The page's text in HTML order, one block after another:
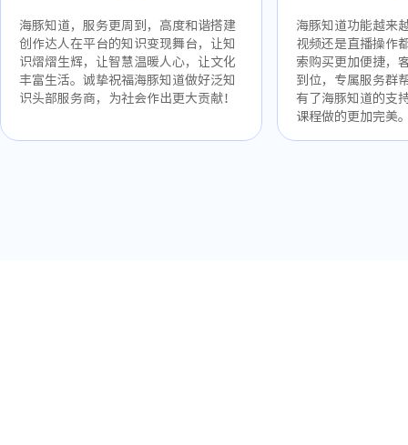
海豚知道，服务更周到，高度和谐搭建
创作达人在平台的知识变现舞台，让知
识熠熠生辉，让智慧温暖人心，让文化
丰富生活。诚挚祝福海豚知道做好泛知
识头部服务商，为社会作出更大贡献！
海豚知道功能越来
视频还是直播操作
索购买更加便捷，
到位，专属服务群
有了海豚知道的支
课程做的更加完美